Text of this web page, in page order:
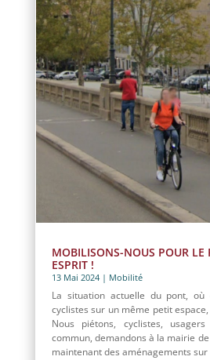
MOBILISONS-NOUS POUR LE
ESPRIT !
13 Mai 2024| Mobilité
La situation actuelle du pont,
cyclistes sur un même petit
Nous piétons, cyclistes,
commun, demandons à la mairie
maintenant des aménagements sur